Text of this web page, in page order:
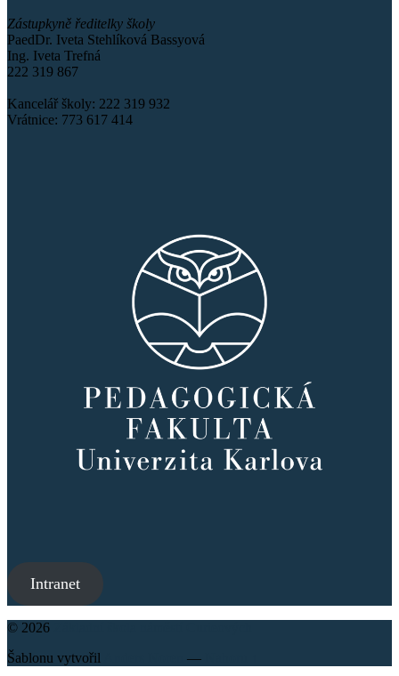
Zástupkyně ředitelky školy
PaedDr. Iveta Stehlíková Bassyová
Ing. Iveta Trefná
222 319 867
Kancelář školy: 222 319 932
Vrátnice: 773 617 414
Intranet
© 2026
Šablonu vytvořil
—